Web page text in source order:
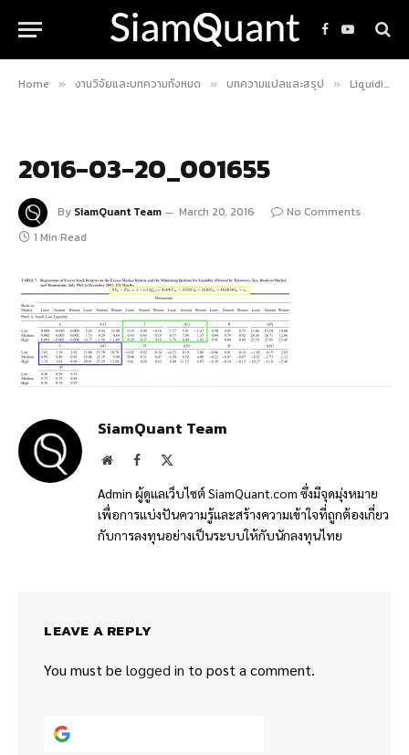
Facebook
YouTube
Home » งานวิจัยและบทความทั้งหมด » บทความแปลและสรุป » Liquidity “ซื้อง่าย ขายคล่อง ใครๆก็ชอบ”
2016-03-20_001655
By SiamQuant Team March 20, 2016
No Comments
1 Min Read
SiamQuant Team
WebsiteFacebook
Admin ผู้ดูแลเว็บไซต์ SiamQuant.com ซึ่งมีจุดมุ่งหมาย
เพื่อการแบ่งปันความรู้และสร้างความเข้าใจที่ถูกต้องเกี่ยว
กับการลงทุนอย่างเป็นระบบให้กับนักลงทุนไทย
LEAVE A REPLY
You must be logged in to post a comment.